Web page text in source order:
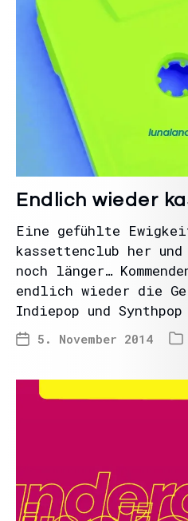
Endlich wieder
Eine gefühlte
kassettenclub her
noch länger…
endlich wieder die
Indiepop und Synthpop
5. November 2014